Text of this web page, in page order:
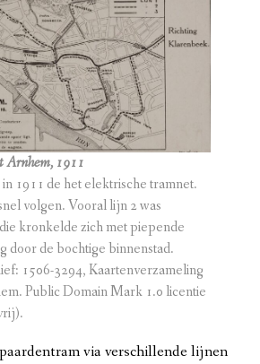
Arnhem, 1911
1911 de het elektrische tramnet.
volgen. Vooral lijn 2 was
kronkelde zich met piepende
door de bochtige binnenstad.
1506-3294, Kaartenverzameling
Public Domain Mark 1.0 licentie
via verschillende lijnen